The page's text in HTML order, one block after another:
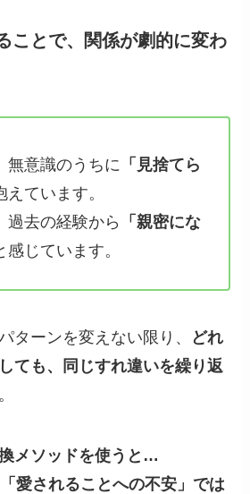
ことで、関係が劇的に変わ
無意識のうちに 「見捨てら
えています。
過去の経験から
「親密にな
感じています。
ターンを変えない限り、
どれ
ても、同じすれ違いを繰り返
メソッドを使うと…
愛されることへの不安」では